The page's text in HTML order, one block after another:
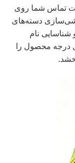
تماس شما روی
دسته‌های
نام
درجه محصول را